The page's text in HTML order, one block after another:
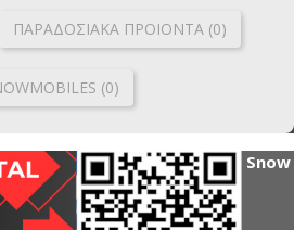
ΠΑΡΑΔΟΣΙΑΚΑ ΠΡΟΙΟΝΤΑ (0)
(0)
Snow